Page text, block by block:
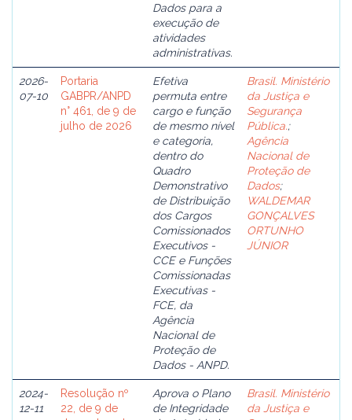
Dados para a
execução de
atividades
administrativas.
2026-
07-10
Portaria
GABPR/ANPD
n° 461, de 9 de
julho de 2026
Efetiva
permuta entre
cargo e função
de mesmo nível
e categoria,
dentro do
Quadro
Demonstrativo
de Distribuição
dos Cargos
Comissionados
Executivos -
CCE e Funções
Comissionadas
Executivas -
FCE, da
Agência
Nacional de
Proteção de
Dados - ANPD.
Brasil. Ministério
da Justiça e
Segurança
Pública.;
Agência
Nacional de
Proteção de
Dados;
WALDEMAR
GONÇALVES
ORTUNHO
JÚNIOR
2024-
12-11
Resolução nº
22, de 9 de
Aprova o Plano
de Integridade
Brasil. Ministério
da Justiça e